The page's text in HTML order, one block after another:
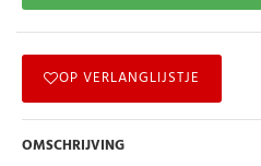
OP VERLANGLIJSTJE
OMSCHRIJVING